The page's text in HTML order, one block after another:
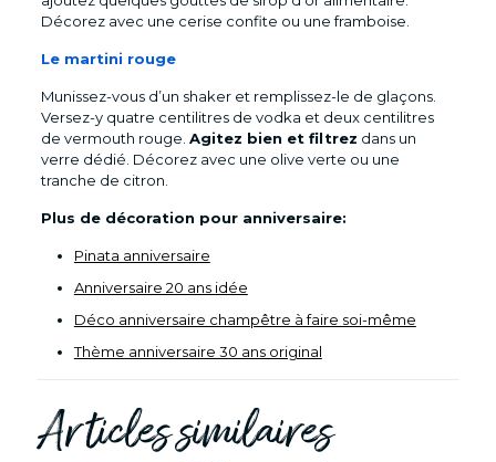
Décorez avec une cerise confite ou une framboise.
Le martini rouge
Munissez-vous d’un shaker et remplissez-le de glaçons.
Versez-y quatre centilitres de vodka et deux centilitres
de vermouth rouge. Agitez bien et filtrez dans un
verre dédié. Décorez avec une olive verte ou une
tranche de citron.
Plus de décoration pour anniversaire:
Pinata anniversaire
Anniversaire 20 ans idée
Déco anniversaire champêtre à faire soi-même
Thème anniversaire 30 ans original
Articles similaires